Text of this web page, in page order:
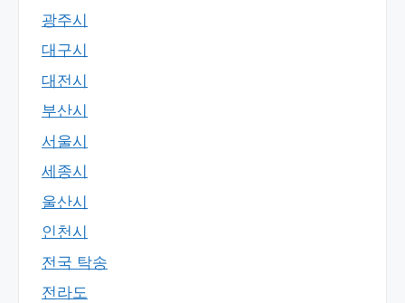
광주시
대구시
대전시
부산시
서울시
세종시
울산시
인천시
전국 탁송
전라도